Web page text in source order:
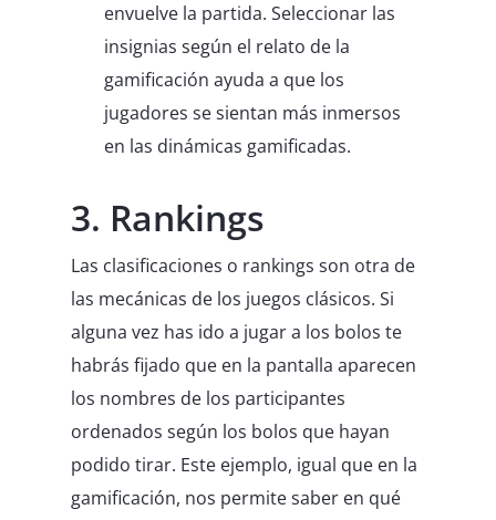
envuelve la partida. Seleccionar las
insignias según el relato de la
gamificación ayuda a que los
jugadores se sientan más inmersos
en las dinámicas gamificadas.
3. Rankings
Las clasificaciones o rankings son otra de
las mecánicas de los juegos clásicos. Si
alguna vez has ido a jugar a los bolos te
habrás fijado que en la pantalla aparecen
los nombres de los participantes
ordenados según los bolos que hayan
podido tirar. Este ejemplo, igual que en la
gamificación, nos permite saber en qué